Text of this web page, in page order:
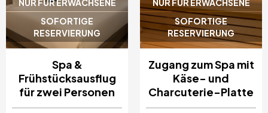
NUR FÜR ERWACHSENE
SOFORTIGE
RESERVIERUNG
Spa &
Frühstücksausflug
für zwei Personen
NUR FÜR ERWACHSENE
SOFORTIGE
RESERVIERUNG
Zugang zum Spa mit
Käse- und
Charcuterie-Platte